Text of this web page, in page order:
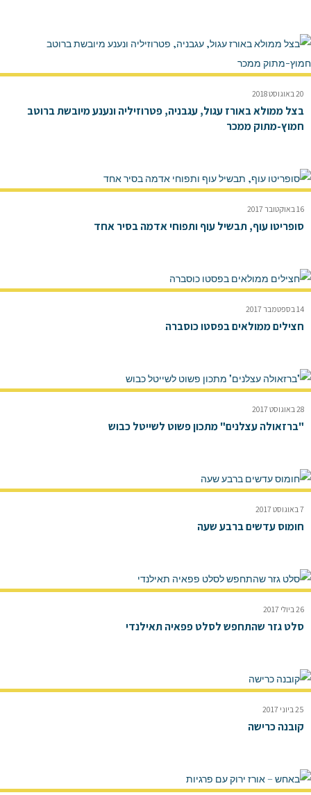
20 באוגוסט 2018
בצל ממולא באורז עגול, עגבניה, פטרוזיליה ונענע מיובשת ברוטב
חמוץ-מתוק ממכר
16 באוקטובר 2017
סופריטו עוף, תבשיל עוף ותפוחי אדמה בסיר אחד
14 בספטמבר 2017
חצילים ממולאים בפסטו כוסברה
28 באוגוסט 2017
"ברזאולה עצלנים" מתכון פשוט לשייטל כבוש
7 באוגוסט 2017
חומוס עדשים ברבע שעה
26 ביולי 2017
סלט גזר שהתחפש לסלט פפאיה תאילנדי
25 ביוני 2017
קובנה כרישה